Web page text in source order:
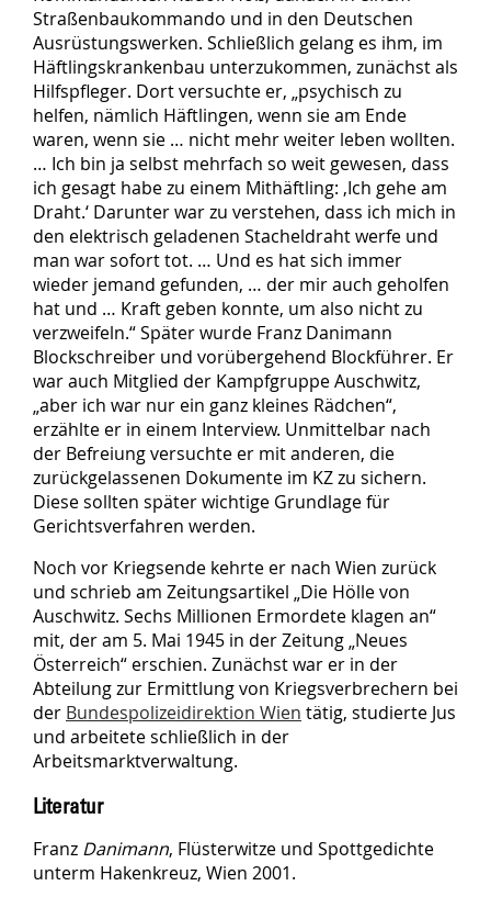
Straßenbaukommando und in den Deutschen
Ausrüstungswerken. Schließlich gelang es ihm, im
Häftlingskrankenbau unterzukommen, zunächst als
Hilfspfleger. Dort versuchte er, „psychisch zu
helfen, nämlich Häftlingen, wenn sie am Ende
waren, wenn sie … nicht mehr weiter leben wollten.
… Ich bin ja selbst mehrfach so weit gewesen, dass
ich gesagt habe zu einem Mithäftling: ‚Ich gehe am
Draht.‘ Darunter war zu verstehen, dass ich mich in
den elektrisch geladenen Stacheldraht werfe und
man war sofort tot. … Und es hat sich immer
wieder jemand gefunden, … der mir auch geholfen
hat und … Kraft geben konnte, um also nicht zu
verzweifeln.“ Später wurde Franz Danimann
Blockschreiber und vorübergehend Blockführer. Er
war auch Mitglied der Kampfgruppe Auschwitz,
„aber ich war nur ein ganz kleines Rädchen“,
erzählte er in einem Interview. Unmittelbar nach
der Befreiung versuchte er mit anderen, die
zurückgelassenen Dokumente im KZ zu sichern.
Diese sollten später wichtige Grundlage für
Gerichtsverfahren werden.
Noch vor Kriegsende kehrte er nach Wien zurück
und schrieb am Zeitungsartikel „Die Hölle von
Auschwitz. Sechs Millionen Ermordete klagen an“
mit, der am 5. Mai 1945 in der Zeitung „Neues
Österreich“ erschien. Zunächst war er in der
Abteilung zur Ermittlung von Kriegsverbrechern bei
der Bundespolizeidirektion Wien tätig, studierte Jus
und arbeitete schließlich in der
Arbeitsmarktverwaltung.
Literatur
Franz Danimann, Flüsterwitze und Spottgedichte
unterm Hakenkreuz, Wien 2001.